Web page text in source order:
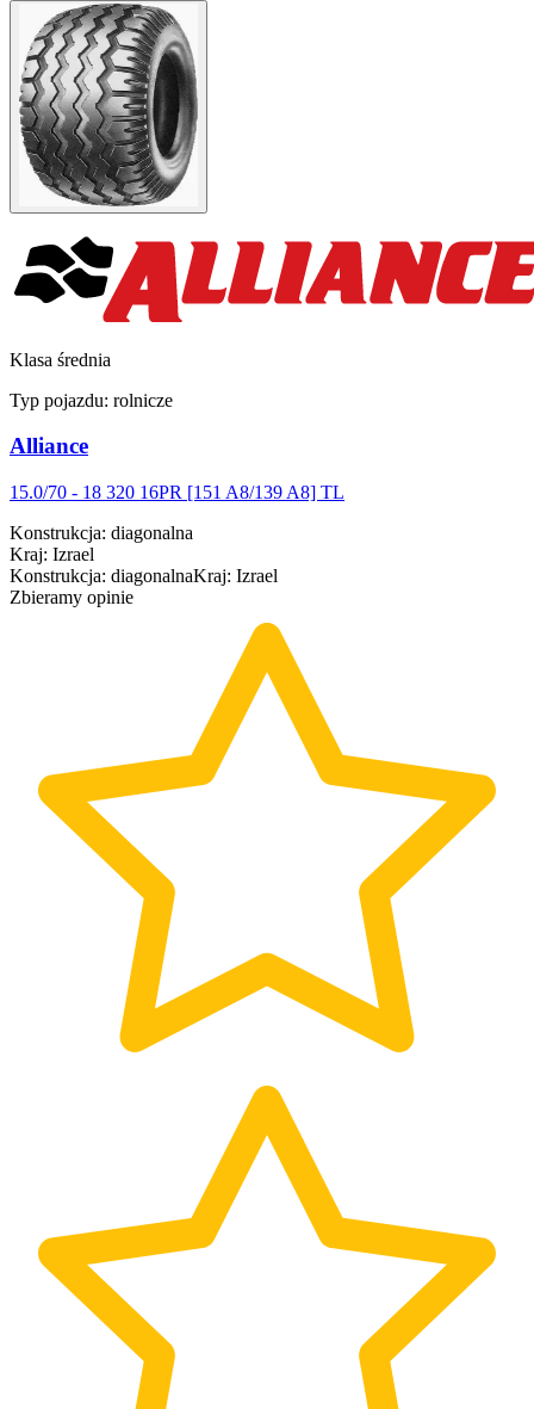
Klasa średnia
Typ pojazdu: rolnicze
Alliance
15.0/70 - 18 320 16PR [151 A8/139 A8] TL
Konstrukcja: diagonalna
Kraj: Izrael
Konstrukcja: diagonalnaKraj: Izrael
Zbieramy opinie